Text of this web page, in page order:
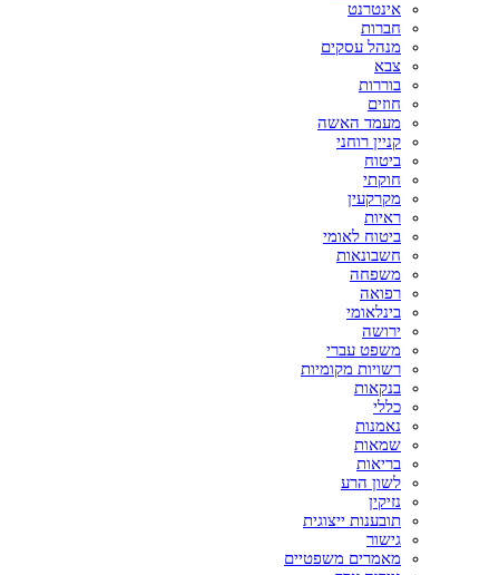
אינטרנט
חברות
מנהל עסקים
צבא
בוררות
חוזים
מעמד האשה
קניין רוחני
ביטוח
חוקתי
מקרקעין
ראיות
ביטוח לאומי
חשבונאות
משפחה
רפואה
בינלאומי
ירושה
משפט עברי
רשויות מקומיות
בנקאות
כללי
נאמנות
שמאות
בריאות
לשון הרע
נזיקין
תובענות ייצוגית
גישור
מאמרים משפטיים